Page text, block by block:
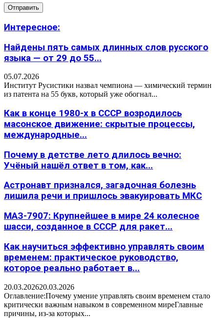
Интересное:
Найдены пять самых длинных слов русского
языка — от 29 до 55...
05.07.2026
Институт Русистики назвал чемпиона — химический термин
из патента на 55 букв, который уже обогнал...
Как в конце 1980-х в СССР возродилось
масонское движение: скрытые процессы,
международные...
Почему в детстве лето длилось вечно:
Учёный нашёл ответ в том, как...
Астронавт признался, загадочная болезнь
лишила речи и пришлось эвакуировать МКС
МАЗ-7907: Крупнейшее в мире 24 колесное
шасси, созданное в СССР для ракет...
Как научиться эффективно управлять своим
временем: практическое руководство,
которое реально работает в...
20.03.202620.03.2026
Оглавление:Почему умение управлять своим временем стало
критически важным навыком в современном миреГлавные
причины, из-за которых...